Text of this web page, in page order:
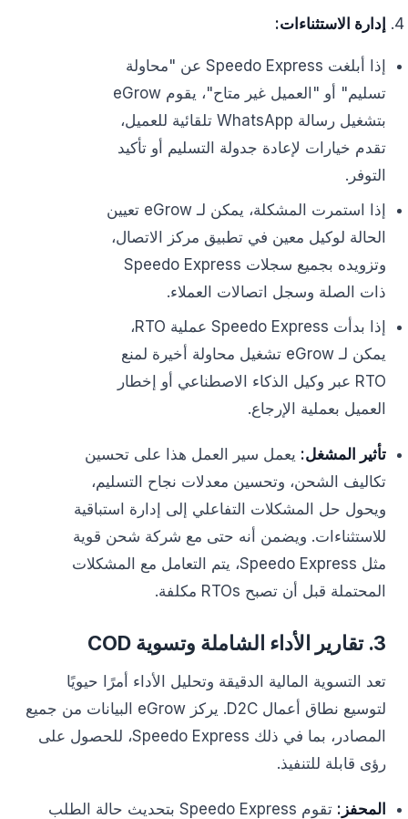
إدارة الاستثناءات:
إذا أبلغت Speedo Express عن "محاولة
تسليم" أو "العميل غير متاح"، يقوم eGrow
بتشغيل رسالة WhatsApp تلقائية للعميل،
تقدم خيارات لإعادة جدولة التسليم أو تأكيد
التوفر.
إذا استمرت المشكلة، يمكن لـ eGrow تعيين
الحالة لوكيل معين في تطبيق مركز الاتصال،
وتزويده بجميع سجلات Speedo Express
ذات الصلة وسجل اتصالات العملاء.
إذا بدأت Speedo Express عملية RTO،
يمكن لـ eGrow تشغيل محاولة أخيرة لمنع
RTO عبر وكيل الذكاء الاصطناعي أو إخطار
العميل بعملية الإرجاع.
تأثير المشغل: يعمل سير العمل هذا على تحسين
تكاليف الشحن، وتحسين معدلات نجاح التسليم،
ويحول حل المشكلات التفاعلي إلى إدارة استباقية
للاستثناءات. ويضمن أنه حتى مع شركة شحن قوية
مثل Speedo Express، يتم التعامل مع المشكلات
المحتملة قبل أن تصبح RTOs مكلفة.
3. تقارير الأداء الشاملة وتسوية COD
تعد التسوية المالية الدقيقة وتحليل الأداء أمرًا حيويًا
لتوسيع نطاق أعمال D2C. يركز eGrow البيانات من جميع
المصادر، بما في ذلك Speedo Express، للحصول على
رؤى قابلة للتنفيذ.
المحفز:
تقوم Speedo Express بتحديث حالة الطلب